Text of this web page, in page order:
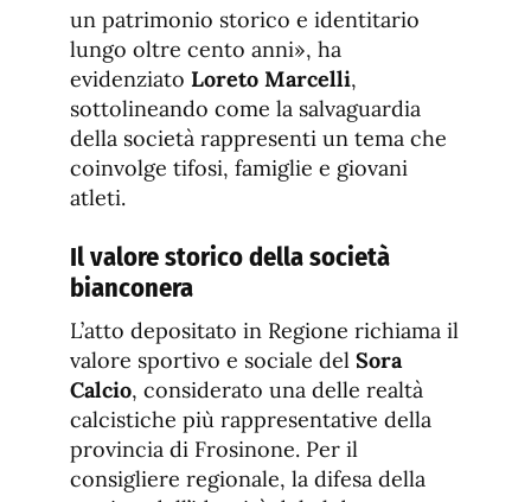
un patrimonio storico e identitario
lungo oltre cento anni», ha
evidenziato Loreto Marcelli,
sottolineando come la salvaguardia
della società rappresenti un tema che
coinvolge tifosi, famiglie e giovani
atleti.
Il valore storico della società
bianconera
L’atto depositato in Regione richiama il
valore sportivo e sociale del Sora
Calcio, considerato una delle realtà
calcistiche più rappresentative della
provincia di Frosinone. Per il
consigliere regionale, la difesa della